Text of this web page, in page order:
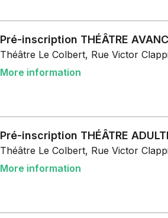
Pré-inscription THÉÂTRE
Théâtre Le Colbert, Rue Victor
More information
Pré-inscription THÉÂTRE
Théâtre Le Colbert, Rue Victor
More information